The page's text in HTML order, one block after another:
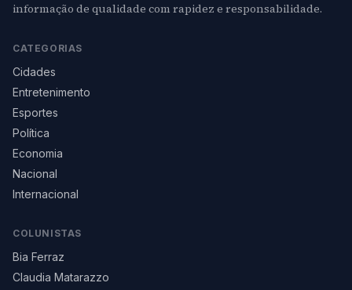
informação de qualidade com rapidez e responsabilidade.
CATEGORIAS
Cidades
Entretenimento
Esportes
Política
Economia
Nacional
Internacional
COLUNISTAS
Bia Ferraz
Claudia Matarazzo